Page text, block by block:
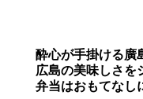
酔心が手掛ける廣
広島の美味しさを
弁当はおもてなし